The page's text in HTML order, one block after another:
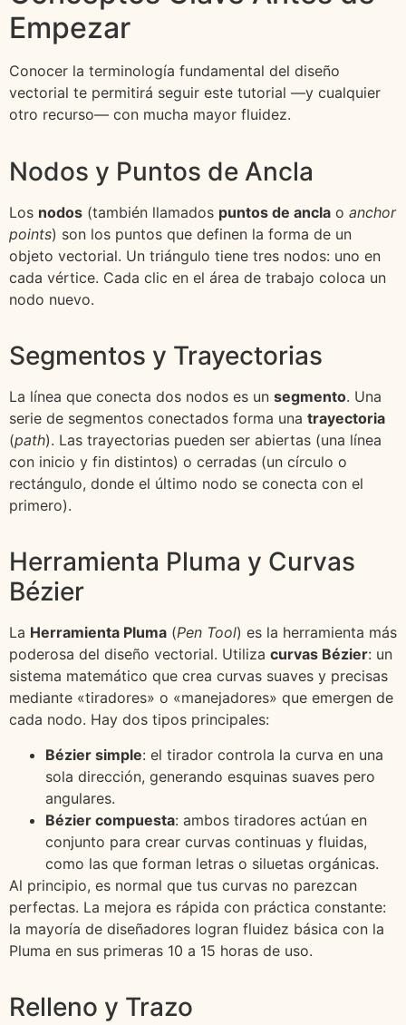
Empezar
Conocer la terminología fundamental del diseño
vectorial te permitirá seguir este tutorial —y cualquier
otro recurso— con mucha mayor fluidez.
Nodos y Puntos de Ancla
Los nodos (también llamados puntos de ancla o anchor
points) son los puntos que definen la forma de un
objeto vectorial. Un triángulo tiene tres nodos: uno en
cada vértice. Cada clic en el área de trabajo coloca un
nodo nuevo.
Segmentos y Trayectorias
La línea que conecta dos nodos es un segmento. Una
serie de segmentos conectados forma una trayectoria
(path). Las trayectorias pueden ser abiertas (una línea
con inicio y fin distintos) o cerradas (un círculo o
rectángulo, donde el último nodo se conecta con el
primero).
Herramienta Pluma y Curvas
Bézier
La Herramienta Pluma (Pen Tool) es la herramienta más
poderosa del diseño vectorial. Utiliza curvas Bézier: un
sistema matemático que crea curvas suaves y precisas
mediante «tiradores» o «manejadores» que emergen de
cada nodo. Hay dos tipos principales:
Bézier simple: el tirador controla la curva en una
sola dirección, generando esquinas suaves pero
angulares.
Bézier compuesta: ambos tiradores actúan en
conjunto para crear curvas continuas y fluidas,
como las que forman letras o siluetas orgánicas.
Al principio, es normal que tus curvas no parezcan
perfectas. La mejora es rápida con práctica constante:
la mayoría de diseñadores logran fluidez básica con la
Pluma en sus primeras 10 a 15 horas de uso.
Relleno y Trazo